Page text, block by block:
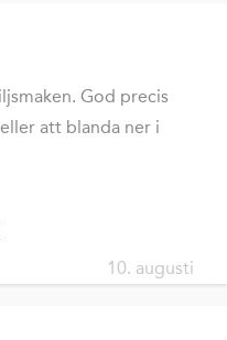
God precis
att blanda ner i
10. augusti